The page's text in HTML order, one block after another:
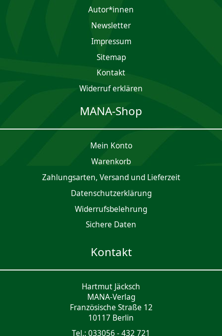
Autor*innen
Newsletter
Impres­sum
Sitemap
Kontakt
Widerruf erklären
MANA-Shop
Mein Konto
Waren­korb
Zahlungsarten, Versand und Lieferzeit
Daten­schutz­er­klärung
Widerrufsbelehrung
Sichere Daten
Kontakt
Hartmut Jäcksch
MANA-Verlag
Französische Straße 12
10117 Berlin
Tel.: 033056 - 432 721